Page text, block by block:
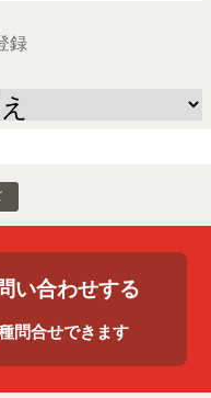
録
い合わせする
問合せできます